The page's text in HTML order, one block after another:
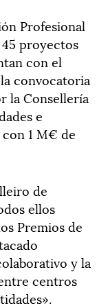
Profesional
proyectos
con el
convocatoria
la Consellería
e
1 M€ de
de
ellos
Premios de
y la
centros